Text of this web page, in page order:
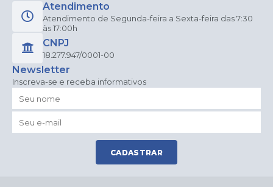
Atendimento
Atendimento de Segunda-feira a Sexta-feira das 7:30
às 17:00h
CNPJ
18.277.947/0001-00
Newsletter
Inscreva-se e receba informativos
CADASTRAR